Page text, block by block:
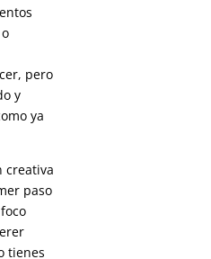
pero
y
ya
creativa
paso
tienes